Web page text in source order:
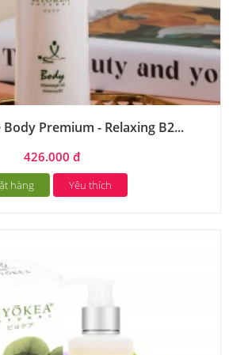
Body Premium - Relaxing B2...
426.000 đ
hàng Yêu thích